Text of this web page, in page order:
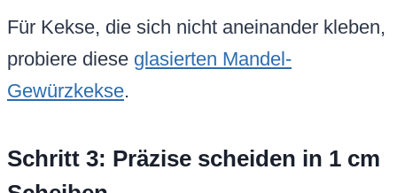
Für Kekse, die sich nicht aneinander kleben,
probiere diese glasierten Mandel-
Gewürzkekse.
Schritt 3: Präzise scheiden in 1 cm